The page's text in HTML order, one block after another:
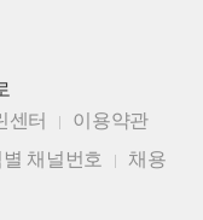
센터
이용약관
채널번호
채용